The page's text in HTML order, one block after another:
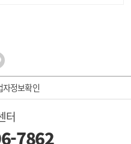
자정보확인
터
7862